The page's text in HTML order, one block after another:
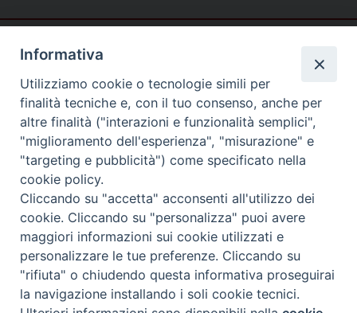
Piazza Duomo
81057 TEANO (CE)
Tel. 0823875428
Copyright © 2025
Informativa
Utilizziamo cookie o tecnologie simili per
finalità tecniche e, con il tuo consenso, anche per
altre finalità ("interazioni e funzionalità semplici",
"miglioramento dell'esperienza", "misurazione" e
"targeting e pubblicità") come specificato nella
cookie policy.
Cliccando su "accetta" acconsenti all'utilizzo dei
cookie. Cliccando su "personalizza" puoi avere
maggiori informazioni sui cookie utilizzati e
personalizzare le tue preferenze. Cliccando su
"rifiuta" o chiudendo questa informativa proseguirai
la navigazione installando i soli cookie tecnici.